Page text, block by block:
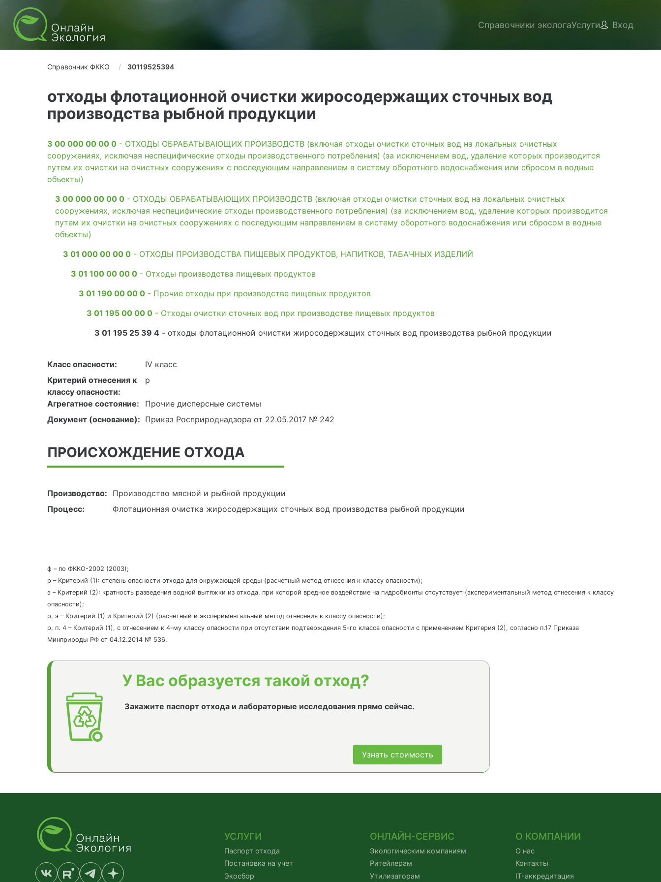
Справочники экологаУслуги Вход
Справочник ФККО 30119525394
отходы флотационной очистки жиросодержащих сточных вод
производства рыбной продукции
3 00 000 00 00 0 - ОТХОДЫ ОБРАБАТЫВАЮЩИХ ПРОИЗВОДСТВ (включая отходы очистки сточных вод на локальных очистных
сооружениях, исключая неспецифические отходы производственного потребления) (за исключением вод, удаление которых производится
путем их очистки на очистных сооружениях с последующим направлением в систему оборотного водоснабжения или сбросом в водные
объекты)
3 00 000 00 00 0 - ОТХОДЫ ОБРАБАТЫВАЮЩИХ ПРОИЗВОДСТВ (включая отходы очистки сточных вод на локальных очистных
сооружениях, исключая неспецифические отходы производственного потребления) (за исключением вод, удаление которых производится
путем их очистки на очистных сооружениях с последующим направлением в систему оборотного водоснабжения или сбросом в водные
объекты)
3 01 000 00 00 0 - ОТХОДЫ ПРОИЗВОДСТВА ПИЩЕВЫХ ПРОДУКТОВ, НАПИТКОВ, ТАБАЧНЫХ ИЗДЕЛИЙ
3 01 100 00 00 0 - Отходы производства пищевых продуктов
3 01 190 00 00 0 - Прочие отходы при производстве пищевых продуктов
3 01 195 00 00 0 - Отходы очистки сточных вод при производстве пищевых продуктов
3 01 195 25 39 4 - отходы флотационной очистки жиросодержащих сточных вод производства рыбной продукции
Класс опасности:
IV класс
Критерий отнесения к
классу опасности:
р
Агрегатное состояние:
Прочие дисперсные системы
Документ (основание): Приказ Росприроднадзора от 22.05.2017 № 242
ПРОИСХОЖДЕНИЕ ОТХОДА
Производство:
Производство мясной и рыбной продукции
Процесс:
Флотационная очистка жиросодержащих сточных вод производства рыбной продукции
ф – по ФККО-2002 (2003);
р – Критерий (1): степень опасности отхода для окружающей среды (расчетный метод отнесения к классу опасности);
э – Критерий (2): кратность разведения водной вытяжки из отхода, при которой вредное воздействие на гидробионты отсутствует (экспериментальный метод отнесения к классу
опасности);
р, э – Критерий (1) и Критерий (2) (расчетный и экспериментальный метод отнесения к классу опасности);
р, п. 4 – Критерий (1), с отнесением к 4-му классу опасности при отсутствии подтверждения 5-го класса опасности с применением Критерия (2), согласно п.17 Приказа
Минприроды РФ от 04.12.2014 № 536.
У Вас образуется такой отход?
Закажите паспорт отхода и лабораторные исследования прямо сейчас.
Узнать стоимость
УСЛУГИ
Паспорт отхода
Постановка на учет
Экосбор
ОНЛАЙН-СЕРВИС
Экологическим компаниям
Ритейлерам
Утилизаторам
О КОМПАНИИ
О нас
Контакты
IT-аккредитация